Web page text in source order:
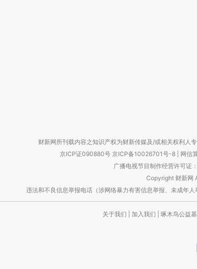
财新网所刊载内容之知识产权为财新传媒及/或相关权利人
京ICP证090880号 京ICP备10026701号-8 网信
广播电视节目制作经营许可证
Copyright 财新网
违法和不良信息举报电话（涉网络暴力有害信息举报、未成
关于我们 加入我们 啄木鸟公益